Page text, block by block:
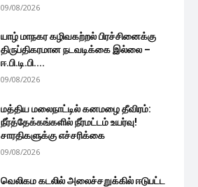
09/08/2026
யாழ் மாநகர கழிவகற்றல் பிரச்சினைக்கு
திருப்திகரமான நடவடிக்கை இல்லை –
ஈ.பி.டி.பி....
09/08/2026
மத்திய மலைநாட்டில் கனமழை தீவிரம்:
நீர்த்தேக்கங்களில் நீர்மட்டம் உயர்வு!
சாரதிகளுக்கு எச்சரிக்கை
09/08/2026
வெலிகம கடலில் அலைச்சறுக்கில் ஈடுபட்ட